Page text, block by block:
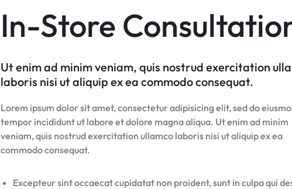
In-Store
Ut enim ad minim veniam, quis nostrud exercitation
laboris nisi ut aliquip ex ea commodo consequat.
Lorem ipsum dolor sit amet, consectetur adipisicing elit, sed do
tempor incididunt ut labore et dolore magna aliqua. Ut enim ad minim
veniam, quis nostrud exercitation ullamco laboris nisi ut aliquip ex ea
commodo consequat.
Excepteur sint occaecat cupidatat non proident, sunt in culpa qui